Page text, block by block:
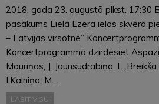
2018. gada 23. augustā plkst. 17:30
pasākums Lielā Ezera ielas skvērā
– Latvijas virsotnē”
Koncertprogrammā dzirdēsiet
Mauriņas, J. Jaunsudrabiņa, L.
I.Kalniņa, M….
LASĪT VISU